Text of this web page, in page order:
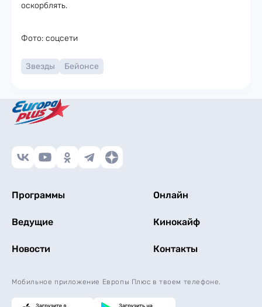
оскорблять.
Фото: соцсети
Звезды Бейонсе
Программы Онлайн
Ведущие Кинокайф
Новости Контакты
Мобильное приложение Европы Плюс в твоем телефоне.